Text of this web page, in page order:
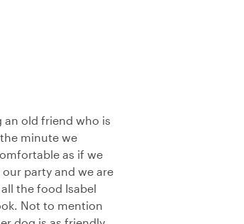
an old friend who is
minute we
as if we
party and we are
the food Isabel
Not to mention